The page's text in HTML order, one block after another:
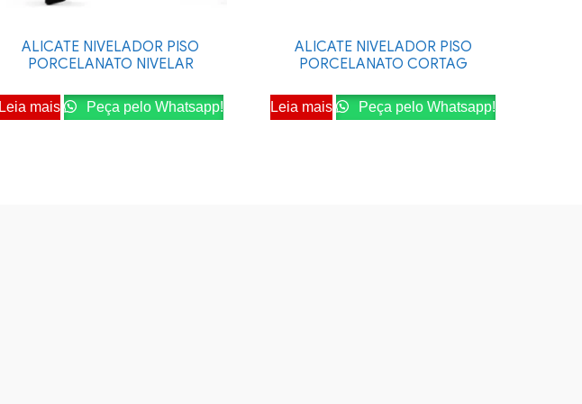
ALICATE NIVELADOR PISO
PORCELANATO NIVELAR
Leia mais Peça pelo Whatsapp!
ALICATE NIVELADOR PISO
PORCELANATO CORTAG
Leia mais Peça pelo Whatsapp!